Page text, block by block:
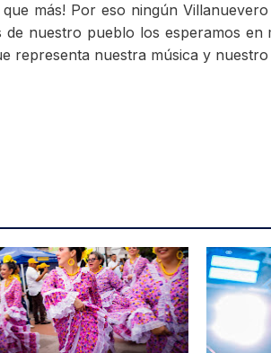
más! Por eso ningún
nuestro pueblo los esperamos en
representa nuestra música y